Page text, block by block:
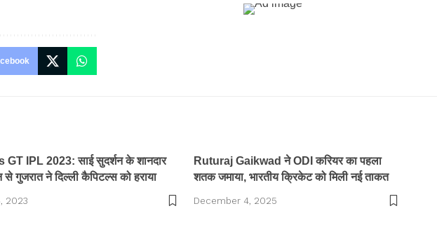
GT IPL 2023: साई सुदर्शन के शानदार
से गुजरात ने दिल्ली कैपिटल्स को हराया
2023
Ruturaj Gaikwad ने ODI करियर का पहला
शतक जमाया, भारतीय क्रिकेट को मिली नई ताकत
December 4, 2025